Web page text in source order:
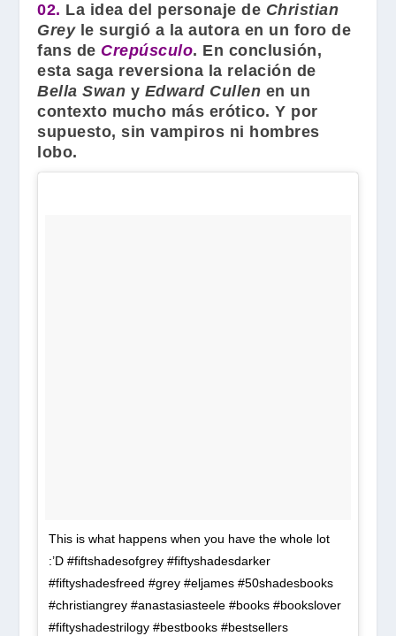
02. La idea del personaje de Christian
Greyle surgió a la autora en un foro de
fans de Crepúsculo. En conclusión,
esta saga reversiona la relación de
Bella Swan y Edward Cullen en un
contexto mucho más erótico. Y por
supuesto, sin vampiros ni hombres
lobo.
This is what happens when you have the whole lot
:’D #fiftshadesofgrey #fiftyshadesdarker
#fiftyshadesfreed #grey #eljames #50shadesbooks
#christiangrey #anastasiasteele #books #bookslover
#fiftyshadestrilogy #bestbooks #bestsellers